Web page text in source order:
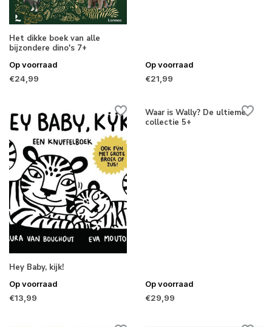
Het dikke boek van alle
bijzondere dino's 7+
Op voorraad
€24,99
Op voorraad
€21,99
Hey Baby, kijk!
Op voorraad
€13,99
Waar is Wally? De ultieme
collectie 5+
Op voorraad
€29,99